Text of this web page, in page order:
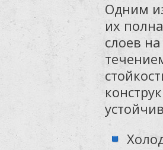
Одним
их
слоев